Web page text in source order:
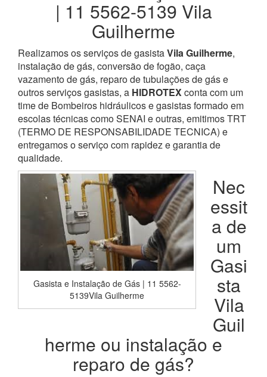
| 11 5562-5139 Vila
Guilherme
Realizamos os serviços de gasistaVila Guilherme,
instalação de gás, conversão de fogão, caça
vazamento de gás, reparo de tubulações de gás e
outros serviços gasistas, a HIDROTEXconta com um
time de Bombeiros hidráulicos e gasistas formado em
escolas técnicas como SENAI e outras, emitimos TRT
(TERMO DE RESPONSABILIDADE TECNICA) e
entregamos o serviço com rapidez e garantia de
qualidade.
Gasista e Instalação de Gás | 11 5562-
5139Vila Guilherme
Nec
essit
a de
um
Gasi
sta
Vila
Guil
herme ou instalação e
reparo de gás?